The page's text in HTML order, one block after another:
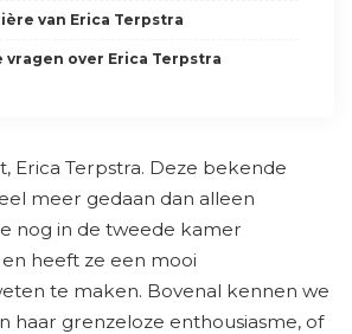
van Erica Terpstra
over Erica Terpstra
Erica Terpstra. Deze bekende
meer gedaan dan alleen
nog in de tweede kamer
heeft ze een mooi
te maken. Bovenal kennen we
haar grenzeloze enthousiasme, of